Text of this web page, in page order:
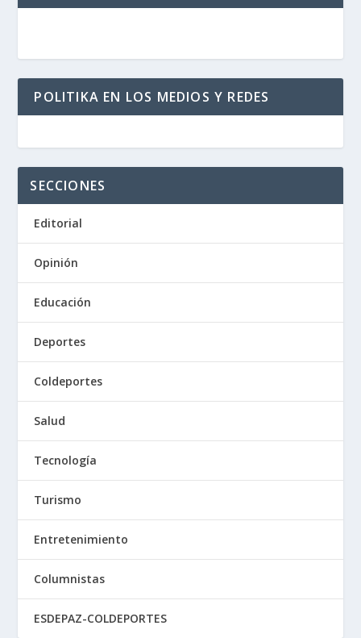
POLITIKA EN LOS MEDIOS Y REDES
SECCIONES
Editorial
Opinión
Educación
Deportes
Coldeportes
Salud
Tecnología
Turismo
Entretenimiento
Columnistas
ESDEPAZ-COLDEPORTES